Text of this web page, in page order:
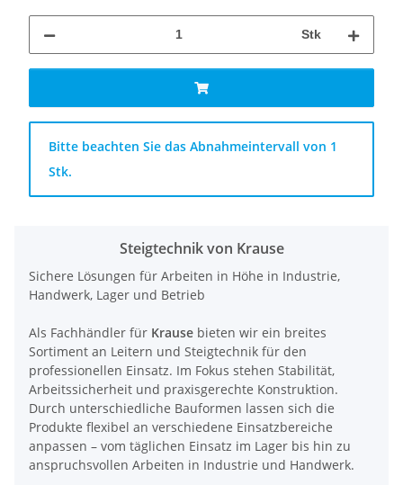
Stk
x
Bitte beachten Sie das Abnahmeintervall von 1
Stk.
Steigtechnik von Krause
Sichere Lösungen für Arbeiten in Höhe in Industrie,
Handwerk, Lager und Betrieb
Als Fachhändler für Krause bieten wir ein breites
Sortiment an Leitern und Steigtechnik für den
professionellen Einsatz. Im Fokus stehen Stabilität,
Arbeitssicherheit und praxisgerechte Konstruktion.
Durch unterschiedliche Bauformen lassen sich die
Produkte flexibel an verschiedene Einsatzbereiche
anpassen – vom täglichen Einsatz im Lager bis hin zu
anspruchsvollen Arbeiten in Industrie und Handwerk.